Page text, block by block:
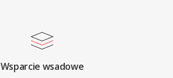
Wsparcie wsadowe